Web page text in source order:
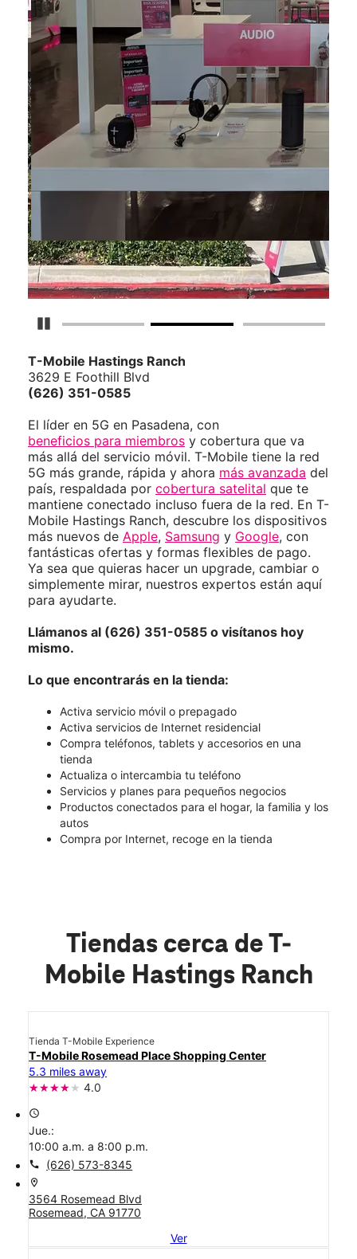
Detener carrusel
T-Mobile Hastings Ranch
3629 E Foothill Blvd
(626) 351-0585
El líder en 5G en Pasadena, con
beneficios para miembros y cobertura que va
más allá del servicio móvil. T-Mobile tiene la red
5G más grande, rápida y ahora más avanzada del
país, respaldada por cobertura satelital que te
mantiene conectado incluso fuera de la red. En T-
Mobile Hastings Ranch, descubre los dispositivos
más nuevos de Apple, Samsung y Google, con
fantásticas ofertas y formas flexibles de pago.
Ya sea que quieras hacer un upgrade, cambiar o
simplemente mirar, nuestros expertos están aquí
para ayudarte.
Llámanos al (626) 351-0585 o visítanos hoy
mismo.
Lo que encontrarás en la tienda:
Activa servicio móvil o prepagado
Activa servicios de Internet residencial
Compra teléfonos, tablets y accesorios en una
tienda
Actualiza o intercambia tu teléfono
Servicios y planes para pequeños negocios
Productos conectados para el hogar, la familia y los
autos
Compra por Internet, recoge en la tienda
Tiendas cerca de T-
Mobile Hastings Ranch
Tienda T-Mobile Experience
T-Mobile Rosemead Place Shopping Center
5.3 miles away
4.0
access_time
Jue.:
10:00 a.m. a 8:00 p.m.
call (626) 573-8345
location_on
3564 Rosemead Blvd
Rosemead, CA 91770
Ver